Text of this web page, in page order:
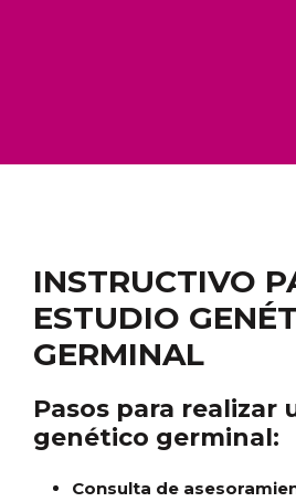
INSTRUCTIVO
ESTUDIO
GERMINAL
Pasos para realizar
genético germinal:
Consulta de